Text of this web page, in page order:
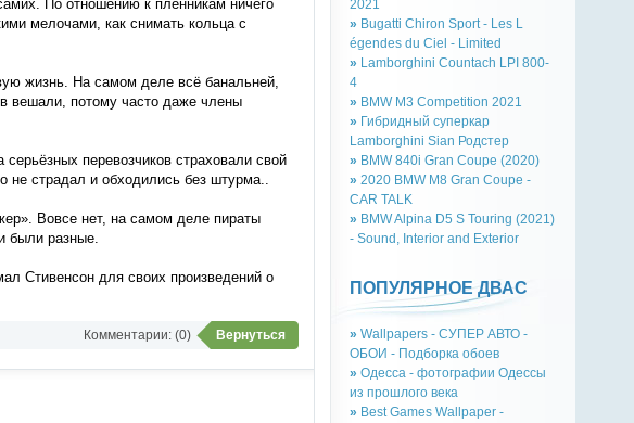
По отношению к пленникам ничего
мелочами, как снимать кольца с
жизнь. На самом деле всё банальней,
вешали, потому часто даже члены
перевозчиков страховали свой
не страдал и обходились без штурма..
Вовсе нет, на самом деле пираты
были разные.
Стивенсон для своих произведений о
Вернуться
Комментарии: (0)
2021
» Bugatti Chiron Sport - Les L
égendes du Ciel - Limited
» Lamborghini Countach LPI 800-
4
» BMW M3 Competition 2021
» Гибридный суперкар
Lamborghini Sian Родстер
» BMW 840i Gran Coupe (2020)
» 2020 BMW M8 Gran Coupe -
CAR TALK
» BMW Alpina D5 S Touring (2021)
- Sound, Interior and Exterior
ПОПУЛЯРНОЕ ДВАС
» Wallpapers - СУПЕР АВТО -
ОБОИ - Подборка обоев
» Одесса - фотографии Одессы
из прошлого века
» Best Games Wallpaper -